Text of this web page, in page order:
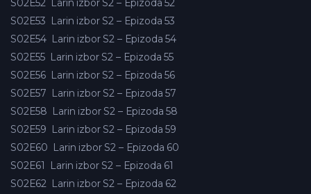
S02E53 Larin izbor S2 – Epizoda 53
S02E54 Larin izbor S2 – Epizoda 54
S02E55 Larin izbor S2 – Epizoda 55
S02E56 Larin izbor S2 – Epizoda 56
S02E57 Larin izbor S2 – Epizoda 57
S02E58 Larin izbor S2 – Epizoda 58
S02E59 Larin izbor S2 – Epizoda 59
S02E60 Larin izbor S2 – Epizoda 60
S02E61
Larin izbor S2 – Epizoda 61
S02E62 Larin izbor S2 – Epizoda 62